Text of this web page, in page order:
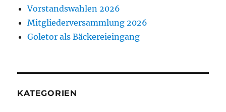
Vorstandswahlen 2026
Mitgliederversammlung 2026
Goletor als Bäckereieingang
KATEGORIEN